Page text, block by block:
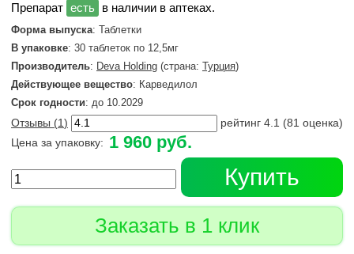
в наличии в аптеках.
Форма выпуска: Таблетки
В упаковке: 30 таблеток по 12,5мг
Производитель: Deva Holding (страна: Турция)
Действующее вещество: Карведилол
Срок годности: до 10.2029
Отзывы (1) рейтинг 4.1 (81 оценка)
Цена за упаковку: 1 960 руб.
Купить
Заказать в 1 клик